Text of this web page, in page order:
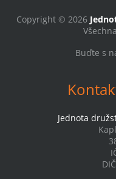
Copyright © 2026
Buďte s
Jednota